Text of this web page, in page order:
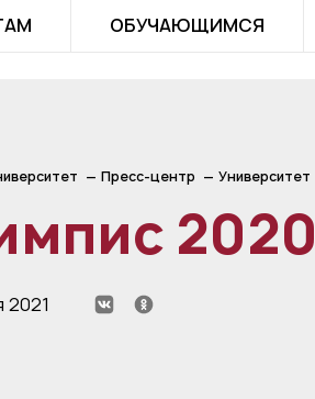
ОБУЧАЮЩИМСЯ
Пресс-центр Университет
2020
2021